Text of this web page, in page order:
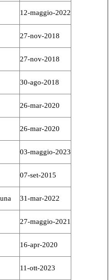
12-maggio-2022
27-nov-2018
27-nov-2018
30-ago-2018
26-mar-2020
26-mar-2020
03-maggio-2023
07-set-2015
31-mar-2022
27-maggio-2021
16-apr-2020
11-ott-2023